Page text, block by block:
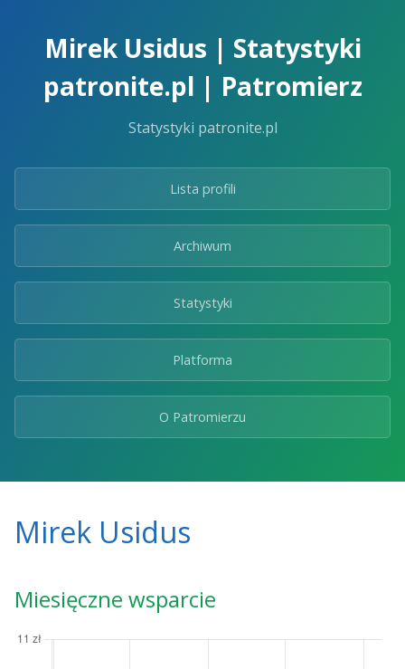
Mirek Usidus | Statystyki
patronite.pl | Patromierz
Statystyki patronite.pl
Lista profili
Archiwum
Statystyki
Platforma
O Patromierzu
Mirek Usidus
Miesięczne wsparcie